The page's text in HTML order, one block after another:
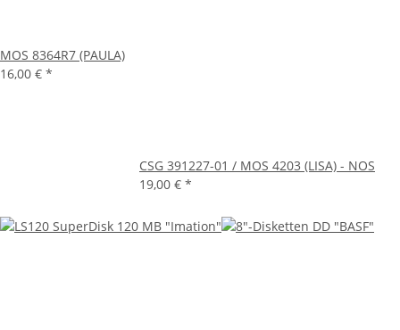
MOS 8364R7 (PAULA)
16,00 € *
CSG 391227-01 / MOS 4203 (LISA) - NOS
19,00 € *